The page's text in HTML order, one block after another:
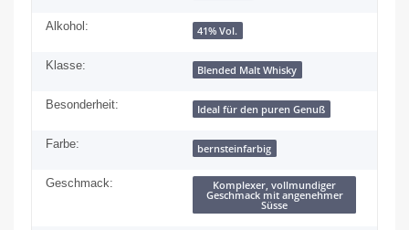
Alkohol: 41% Vol.
Klasse: Blended Malt Whisky
Besonderheit: Ideal für den puren Genuß
Farbe: bernsteinfarbig
Geschmack: Komplexer, vollmundiger
Geschmack mit angenehmer
Süsse